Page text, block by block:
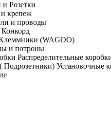
Розетки
крепеж
и проводы
Конкорд
(WAGOО)
и потроны
Распределительные
Установочные